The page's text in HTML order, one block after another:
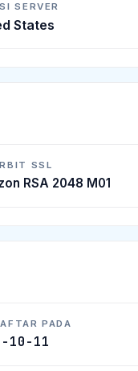
SERVER
States
SSL
RSA 2048 M01
PADA
10-11